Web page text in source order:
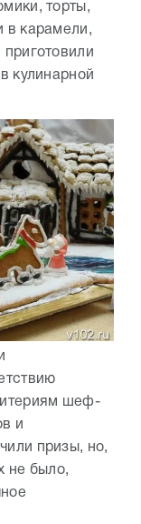
торты,
в карамели,
кулинарной
шеф-
и
призы, но,
не было,